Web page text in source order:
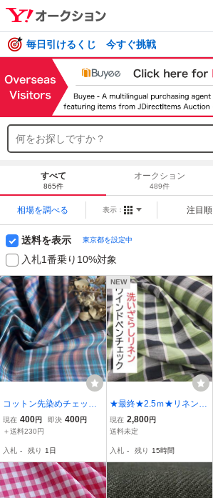
毎日引けるくじ 今すぐ挑戦
すべて
865件
オークション
489件
相場を調べる 表示： 注目順
送料を表示 東京都を設定中
入札1番乗り10%対象
コットン先染めチェック
生地 幅145×50cm延長可
現在 400円 即決 400円
＋送料230円
入札 - 残り 1日
NEW
★最終★2.5ｍ★リネン★
ウインドペンチェック★
洗いざらし★緑★280226
限り★ソーイング★新品
★同梱発送可能★
現在 2,800円
送料未定
入札 - 残り 15時間